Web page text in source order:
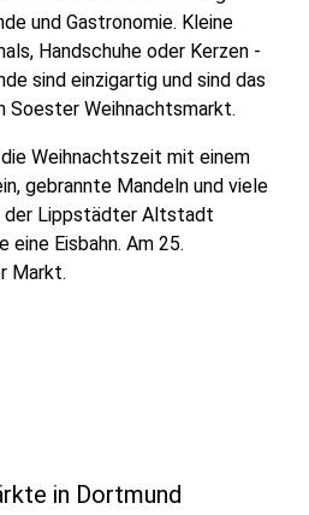
und Gastronomie. Kleine
Handschuhe oder Kerzen -
sind einzigartig und sind das
Soester Weihnachtsmarkt.
Weihnachtszeit mit einem
gebrannte Mandeln und viele
der Lippstädter Altstadt
eine Eisbahn. Am 25.
Markt.
in Dortmund